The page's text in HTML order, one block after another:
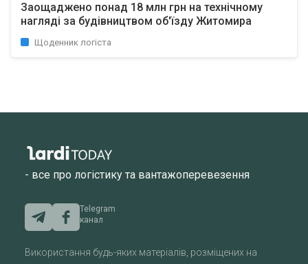
Заощаджено понад 18 млн грн на технічному
нагляді за будівництвом об'їзду Житомира
Щоденник логіста
- все про логістику та вантажоперевезення
Telegram
канал
Використання будь-яких матеріалів, розміщених на